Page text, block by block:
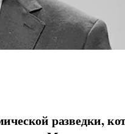
разведки,